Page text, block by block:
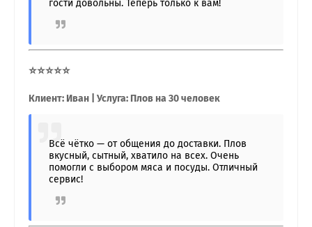
гости довольны. Теперь только к вам!
⭐⭐⭐⭐⭐
Клиент: Иван | Услуга: Плов на 30 человек
Всё чётко — от общения до доставки. Плов
вкусный, сытный, хватило на всех. Очень
помогли с выбором мяса и посуды. Отличный
сервис!